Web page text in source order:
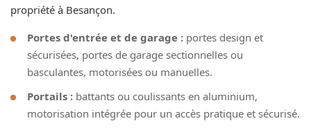
propriété à Besançon.
Portes d'entrée et de garage : portes design et
sécurisées, portes de garage sectionnelles ou
basculantes, motorisées ou manuelles.
Portails : battants ou coulissants en aluminium,
motorisation intégrée pour un accès pratique et sécurisé.